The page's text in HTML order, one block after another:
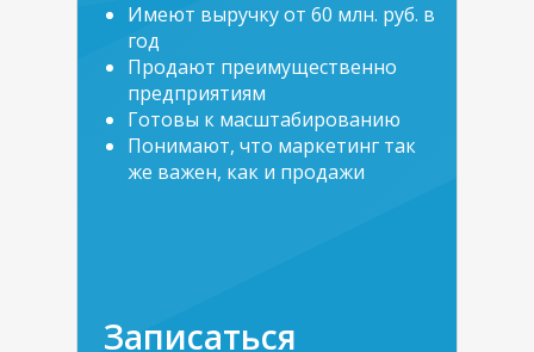
Имеют выручку от 60 млн. руб. в
год
Продают преимущественно
предприятиям
Готовы к масштабированию
Понимают, что маркетинг так
же важен, как и продажи
Записаться